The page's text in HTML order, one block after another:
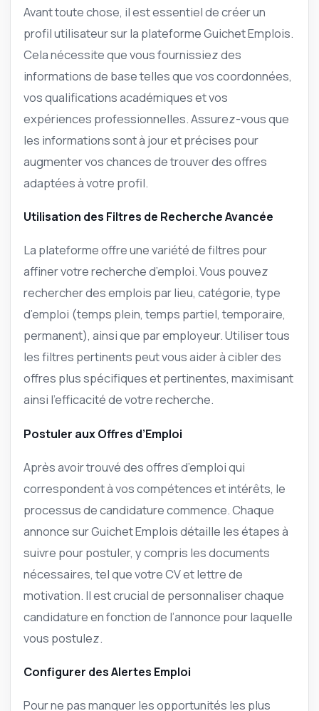
Avant toute chose, il est essentiel de créer un
profil utilisateur sur la plateforme Guichet Emplois.
Cela nécessite que vous fournissiez des
informations de base telles que vos coordonnées,
vos qualifications académiques et vos
expériences professionnelles. Assurez-vous que
les informations sont à jour et précises pour
augmenter vos chances de trouver des offres
adaptées à votre profil.
Utilisation des Filtres de Recherche Avancée
La plateforme offre une variété de filtres pour
affiner votre recherche d’emploi. Vous pouvez
rechercher des emplois par lieu, catégorie, type
d’emploi (temps plein, temps partiel, temporaire,
permanent), ainsi que par employeur. Utiliser tous
les filtres pertinents peut vous aider à cibler des
offres plus spécifiques et pertinentes, maximisant
ainsi l’efficacité de votre recherche.
Postuler aux Offres d’Emploi
Après avoir trouvé des offres d’emploi qui
correspondent à vos compétences et intérêts, le
processus de candidature commence. Chaque
annonce sur Guichet Emplois détaille les étapes à
suivre pour postuler, y compris les documents
nécessaires, tel que votre CV et lettre de
motivation. Il est crucial de personnaliser chaque
candidature en fonction de l’annonce pour laquelle
vous postulez.
Configurer des Alertes Emploi
Pour ne pas manquer les opportunités les plus